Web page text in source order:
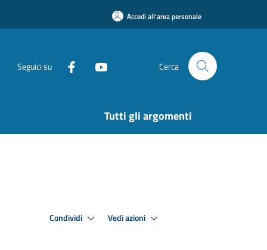
Accedi all'area personale
Seguici su Cerca
Tutti gli argomenti
Condividi Vedi azioni